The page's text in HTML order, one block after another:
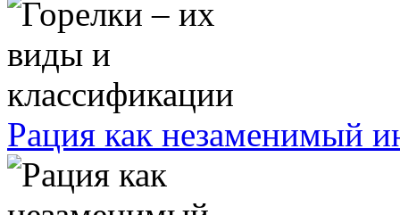
Рация как незаменимый